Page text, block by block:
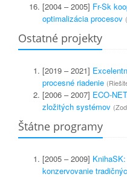
[2004 – 2005] Fr-Sk
optimalizácia procesov
Ostatné projekty
[2019 – 2021]
procesné riadenie
[2006 – 2007] ECO-
zložitých systémov
Štátne programy
[2005 – 2009]
konzervovanie